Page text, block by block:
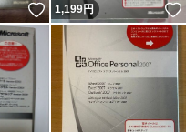
いいね！
1,199円